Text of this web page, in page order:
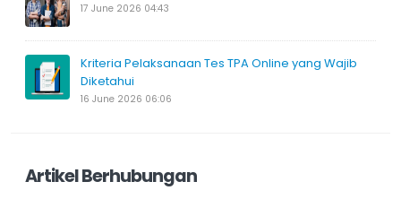
17 June 2026 04:43
Kriteria Pelaksanaan Tes TPA Online yang Wajib
Diketahui
16 June 2026 06:06
Artikel Berhubungan